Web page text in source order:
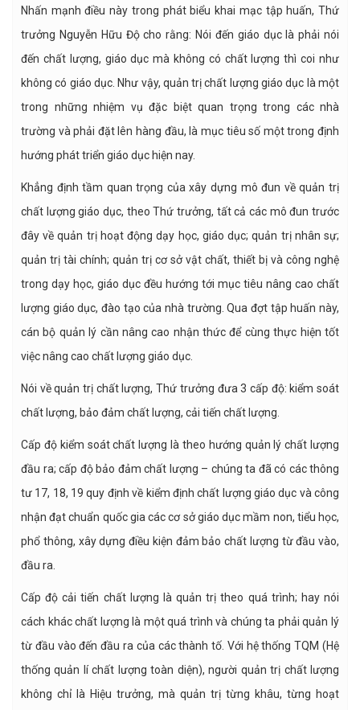
Nhấn mạnh điều này trong phát biểu khai mạc tập huấn, Thứ
trưởng Nguyễn Hữu Độ cho rằng: Nói đến giáo dục là phải nói
đến chất lượng, giáo dục mà không có chất lượng thì coi như
không có giáo dục. Như vậy, quản trị chất lượng giáo dục là một
trong những nhiệm vụ đặc biệt quan trọng trong các nhà
trường và phải đặt lên hàng đầu, là mục tiêu số một trong định
hướng phát triển giáo dục hiện nay.
Khẳng định tầm quan trọng của xây dựng mô đun về quản trị
chất lượng giáo dục, theo Thứ trưởng, tất cả các mô đun trước
đây về quản trị hoạt động dạy học, giáo dục; quản trị nhân sự;
quản trị tài chính; quản trị cơ sở vật chất, thiết bị và công nghệ
trong dạy học, giáo dục đều hướng tới mục tiêu nâng cao chất
lượng giáo dục, đào tạo của nhà trường. Qua đợt tập huấn này,
cán bộ quản lý cần nâng cao nhận thức để cùng thực hiện tốt
việc nâng cao chất lượng giáo dục.
Nói về quản trị chất lượng, Thứ trưởng đưa 3 cấp độ: kiểm soát
chất lượng, bảo đảm chất lượng, cải tiến chất lượng.
Cấp độ kiểm soát chất lượng là theo hướng quản lý chất lượng
đầu ra; cấp độ bảo đảm chất lượng – chúng ta đã có các thông
tư 17, 18, 19 quy định về kiểm định chất lượng giáo dục và công
nhận đạt chuẩn quốc gia các cơ sở giáo dục mầm non, tiểu học,
phổ thông, xây dựng điều kiện đảm bảo chất lượng từ đầu vào,
đầu ra.
Cấp độ cải tiến chất lượng là quản trị theo quá trình; hay nói
cách khác chất lượng là một quá trình và chúng ta phải quản lý
từ đầu vào đến đầu ra của các thành tố. Với hệ thống TQM (Hệ
thống quản lí chất lượng toàn diện), người quản trị chất lượng
không chỉ là Hiệu trưởng, mà quản trị từng khâu, từng hoạt